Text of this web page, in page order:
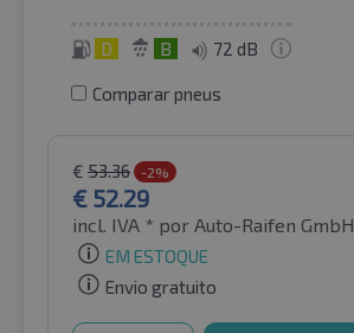
D B 72 dB
Comparar pneus
€ 53.36 -2%
€ 52.29
incl. IVA * por Auto-Raifen GmbH
EM ESTOQUE
Envio gratuito